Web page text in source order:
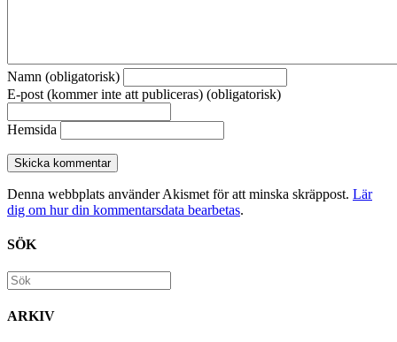
Namn (obligatorisk)
E-post (kommer inte att publiceras) (obligatorisk)
Hemsida
Denna webbplats använder Akismet för att minska skräppost. Lär
dig om hur din kommentarsdata bearbetas.
SÖK
ARKIV